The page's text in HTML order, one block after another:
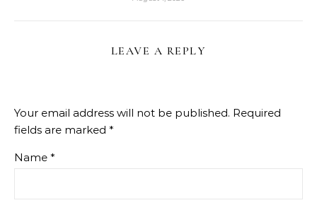
LEAVE A REPLY
Your email address will not be published. Required
fields are marked *
Name *